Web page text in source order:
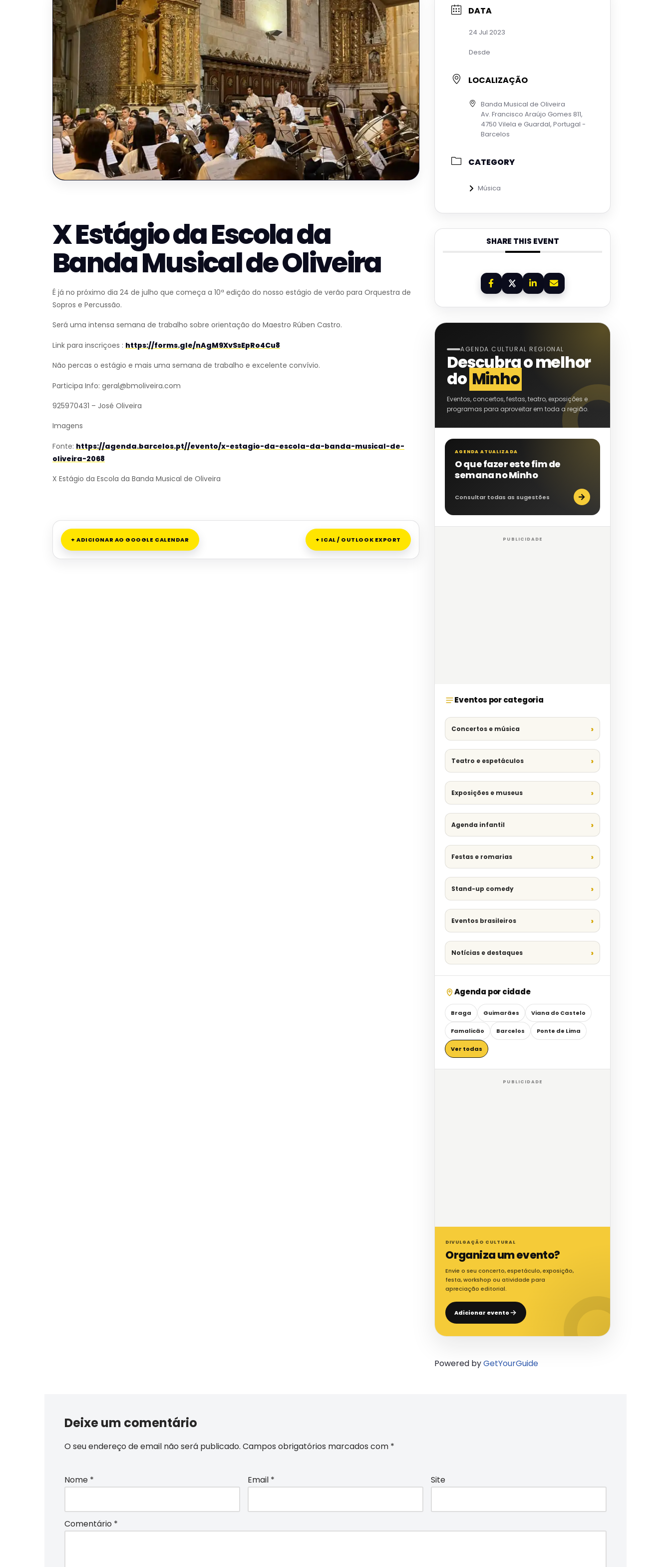
X Estágio da Escola da
Banda Musical de Oliveira
É já no próximo dia 24 de julho que começa a 10ª edição do nosso estágio de verão para Orquestra de
Sopros e Percussão.
Será uma intensa semana de trabalho sobre orientação do Maestro Rúben Castro.
Link para inscriçoes : https://forms.gle/nAgM9XvSsEpRo4Cu8
Não percas o estágio e mais uma semana de trabalho e excelente convívio.
Participa Info: geral@bmoliveira.com
925970431 – José Oliveira
Imagens
Fonte: https://agenda.barcelos.pt//evento/x-estagio-da-escola-da-banda-musical-de-
oliveira-2068
X Estágio da Escola da Banda Musical de Oliveira
+ ADICIONAR AO GOOGLE CALENDAR + ICAL / OUTLOOK EXPORT
DATA
24 Jul 2023
Desde
LOCALIZAÇÃO
Banda Musical de Oliveira
Av. Francisco Araújo Gomes 811,
4750 Vilela e Guardal, Portugal -
Barcelos
CATEGORY
Música
SHARE THIS EVENT
AGENDA CULTURAL REGIONAL
Descubra o melhor
do Minho
Eventos, concertos, festas, teatro, exposições e
programas para aproveitar em toda a região.
AGENDA ATUALIZADA
O que fazer este fim de
semana no Minho
Consultar todas as sugestões →
PUBLICIDADE
Eventos por categoria
Concertos e música
Teatro e espetáculos
Exposições e museus
Agenda infantil
Festas e romarias
Stand-up comedy
Eventos brasileiros
Notícias e destaques
Agenda por cidade
Braga Guimarães Viana do Castelo
Famalicão Barcelos Ponte de Lima
Ver todas
PUBLICIDADE
DIVULGAÇÃO CULTURAL
Organiza um evento?
Envie o seu concerto, espetáculo, exposição,
festa, workshop ou atividade para
apreciação editorial.
Adicionar evento
Powered byGetYourGuide
Deixe um comentário
O seu endereço de email não será publicado. Campos obrigatórios marcados com *
Nome * Email * Site
Comentário *